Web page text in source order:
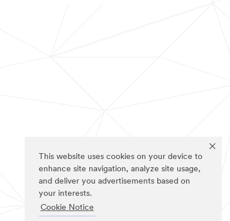
This website uses cookies on your device to
enhance site navigation, analyze site usage,
and deliver you advertisements based on
your interests.
Cookie Notice